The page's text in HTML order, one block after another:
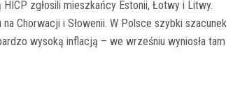
zgłosili mieszkańcy Estonii, Łotwy i Litwy.
Chorwacji i Słowenii. W Polsce szybki szacunek
wysoką inflacją – we wrześniu wyniosła tam